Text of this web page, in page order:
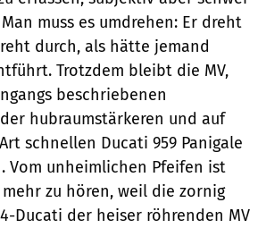
muss es umdrehen: Er dreht
durch, als hätte jemand
Trotzdem bleibt die MV,
beschriebenen
hubraumstärkeren und auf
schnellen Ducati 959 Panigale
Vom unheimlichen Pfeifen ist
zu hören, weil die zornig
Ducati der heiser röhrenden MV